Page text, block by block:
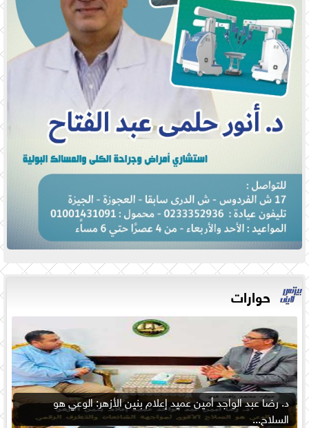
حوارات
د. رضا عبد الواجد أمين عميد إعلام بنين الأزهر: الوعي هو
السلاح...